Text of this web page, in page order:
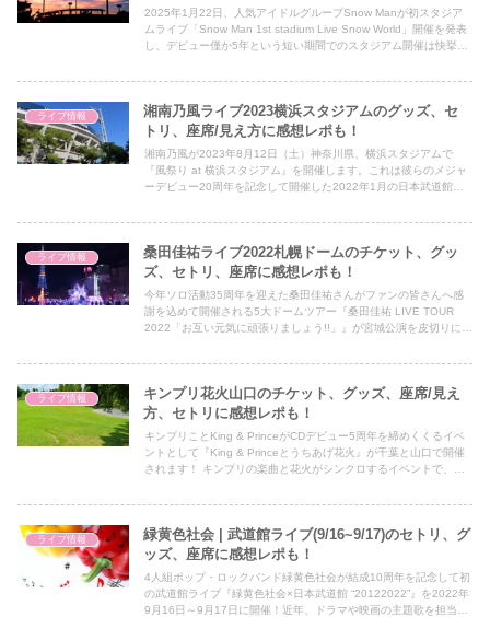
2025年1月22日、人気アイドルグループSnow Manが初スタジア
ムライブ「Snow Man 1st stadium Live Snow World」開催を発表
し、デビュー僅か5年という短い期間でのスタジアム開催は快挙と
に国立競技場でライブを行ったのは、SMAPと嵐だけ。 5周年を迎
えた彼らが、国立競技場でどんなパフォーマンスをしてくれるのか
んならいぶだったか、座席、見え方、グッズ販売、セットリストや
感想レポートを記事にまとめました♪
ライブ情報
湘南乃風ライブ2023横浜スタジアムのグッズ、セ
トリ、座席/見え方に感想レポも！
湘南乃風が2023年8月12日（土）神奈川県、横浜スタジアムで
『風祭り at 横浜スタジアム』を開催します。これは彼らのメジャ
ーデビュー20周年を記念して開催した2022年1月の日本武道館公
な彼らの横浜スタジアム公演がどんなライブだったのかグッズ、セ
ットリスト、座席、見え方、感想レポートを記事にまとめました♪
ライブ情報
桑田佳祐ライブ2022札幌ドームのチケット、グッ
ズ、セトリ、座席に感想レポも！
今年ソロ活動35周年を迎えた桑田佳祐さんがファンの皆さんへ感
謝を込めて開催される5大ドームツアー『桑田佳祐 LIVE TOUR
2022「お互い元気に頑張りましょう!!」』が宮城公演を皮切りにス
こで今回は桑田佳祐5大ドームツアー、札幌公演がどんなライブだ
ったのかチケット、グッズ、セットリスト、座席、感想レポートを
ライブ情報
キンプリ花火山口のチケット、グッズ、座席/見え
方、セトリに感想レポも！
キンプリことKing & PrinceがCDデビュー5周年を締めくくるイベ
ントとして『King & Princeとうちあげ花火』が千葉と山口で開催
されます！ キンプリの楽曲と花火がシンクロするイベントで、キ
セットリスト、感想レポートを記事にまとめました♪
ライブ情報
緑黄色社会 | 武道館ライブ(9/16~9/17)のセトリ、グ
ッズ、座席に感想レポも！
4人組ポップ・ロックバンド緑黄色社会が結成10周年を記念して初
の武道館ライブ『緑黄色社会×日本武道館 “20122022”』を2022年
9月16日～9月17日に開催！近年、ドラマや映画の主題歌を担当